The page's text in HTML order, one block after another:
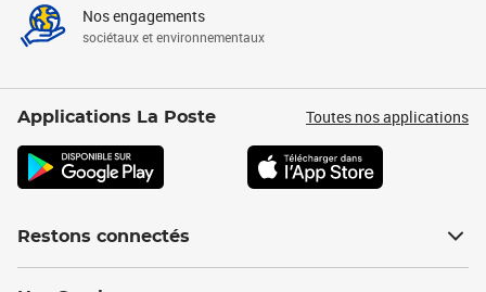
Nos engagements
sociétaux et environnementaux
Applications La Poste Toutes nos applications
Restons connectés